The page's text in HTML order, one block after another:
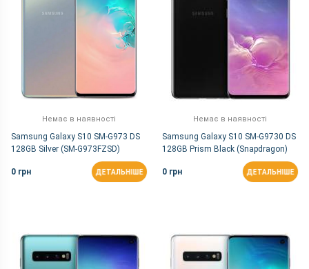
Немає в наявності
Samsung Galaxy S10 SM-G973 DS
128GB Silver (SM-G973FZSD)
0 грн ДЕТАЛЬНІШЕ
Немає в наявності
Samsung Galaxy S10 SM-G9730 DS
128GB Prism Black (Snapdragon)
0 грн ДЕТАЛЬНІШЕ